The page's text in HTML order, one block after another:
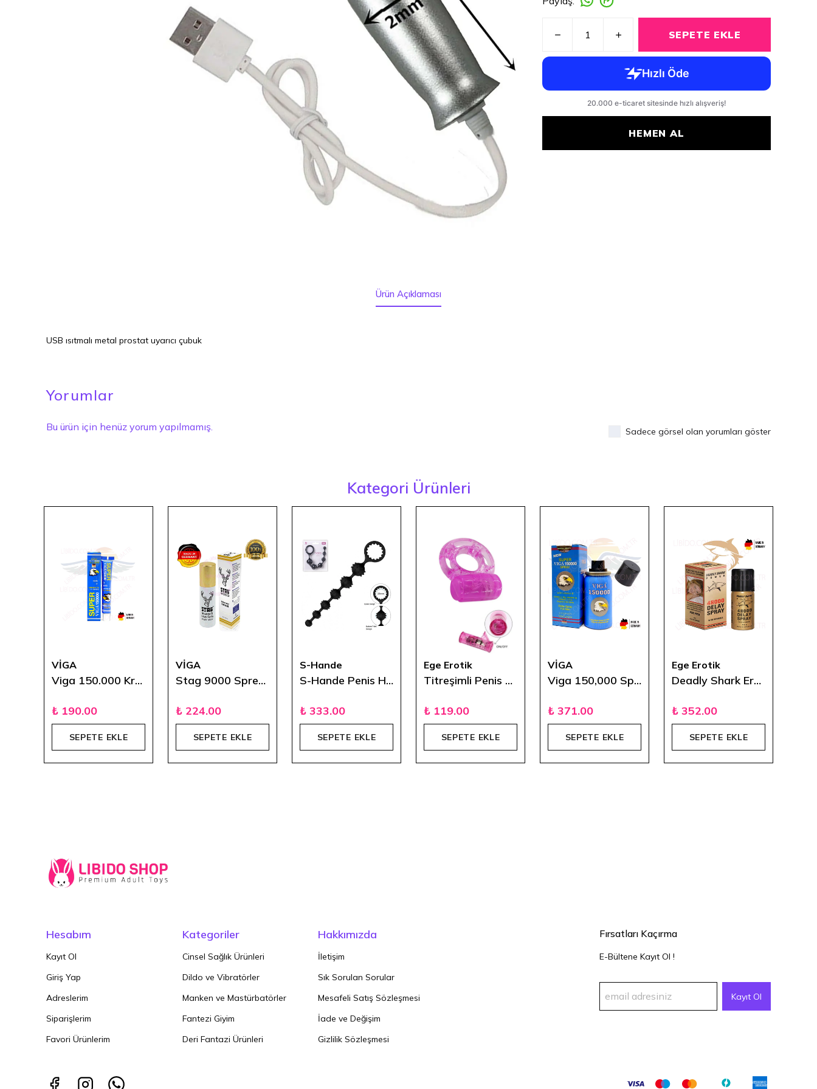
SEPETE EKLE
HEMEN AL
Ürün Açıklaması
USB ısıtmalı metal prostat uyarıcı çubuk
Yorumlar
Bu ürün için henüz yorum yapılmamış. Sadece görsel olan yorumları göster
Kategori Ürünleri
VİGA
Viga 150.000 Krem
₺ 190.00
SEPETE EKLE
VİGA
Stag 9000 Sprey 20 ml
₺ 224.00
SEPETE EKLE
S-Hande
S-Hande Penis Halkalı Spiral Zevk Topları - Toto
₺ 333.00
SEPETE EKLE
Ege Erotik
Titreşimli Penis Halkası
₺ 119.00
SEPETE EKLE
VİGA
Viga 150,000 Sprey
₺ 371.00
SEPETE EKLE
Ege Erotik
Deadly Shark Erkekler İçin Sprey
₺ 352.00
SEPETE EKLE
Hesabım
Kayıt Ol
Giriş Yap
Adreslerim
Siparişlerim
Favori Ürünlerim
Kategoriler
Cinsel Sağlık Ürünleri
Dildo ve Vibratörler
Manken ve Mastürbatörler
Fantezi Giyim
Deri Fantazi Ürünleri
Hakkımızda
İletişim
Sık Sorulan Sorular
Mesafeli Satış Sözleşmesi
İade ve Değişim
Gizlilik Sözleşmesi
Fırsatları Kaçırma
E-Bültene Kayıt Ol !
Kayıt Ol